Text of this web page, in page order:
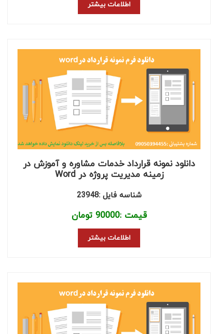
اطلاعات بیشتر
دانلود نمونه قرارداد خدمات مشاوره و آموزش در
زمینه مدیریت پروژه در Word
شناسه فایل :23948
قیمت :90000 تومان
اطلاعات بیشتر